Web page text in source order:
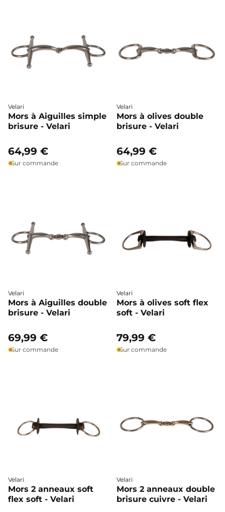
Velari
Mors à Aiguilles simple
brisure - Velari
64,99 €
Sur commande
Velari
Mors à olives double
brisure - Velari
64,99 €
Sur commande
Velari
Mors à Aiguilles double
brisure - Velari
69,99 €
Sur commande
Velari
Mors à olives soft flex
soft - Velari
79,99 €
Sur commande
Velari
Mors 2 anneaux soft
flex soft - Velari
Velari
Mors 2 anneaux double
brisure cuivre - Velari